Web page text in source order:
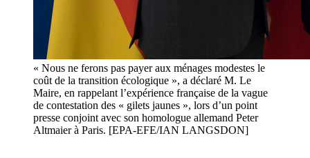
« Nous ne ferons pas payer aux ménages modestes le
coût de la transition écologique », a déclaré M. Le
Maire, en rappelant l’expérience française de la vague
de contestation des « gilets jaunes », lors d’un point
presse conjoint avec son homologue allemand Peter
Altmaier à Paris. [EPA-EFE/IAN LANGSDON]